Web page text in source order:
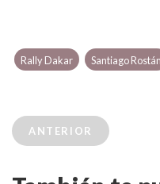
Rally Dakar Santiago Rostán
ANTERIOR